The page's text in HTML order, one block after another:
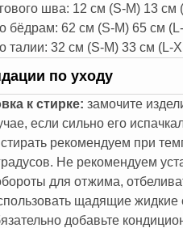
шва: 12 см (S-М) 13 см
бёдрам: 62 см (S-М) 65 см
талии: 32 см (S-М) 33 см (L-
по уходу
к стирке: замочите
если сильно его
стирать рекомендуем при
Не рекомендуем
для отжима,
щадящие жидкие
добавьте